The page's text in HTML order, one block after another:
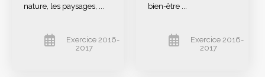
nature, les paysages, ...
Exercice 2016-
2017
bien-être ...
Exercice 2016-
2017